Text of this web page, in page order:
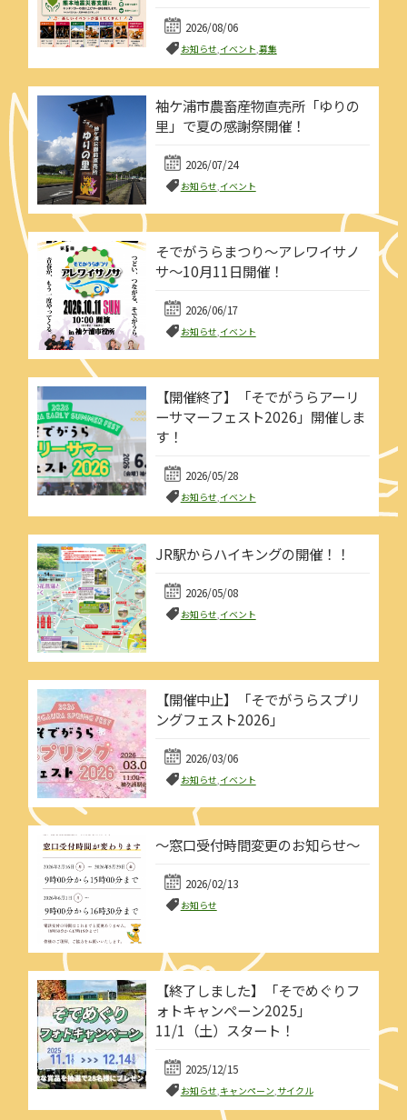
2026/08/06
お知らせ,イベント,募集
袖ケ浦市農畜産物直売所「ゆりの
里」で夏の感謝祭開催！
2026/07/24
お知らせ,イベント
そでがうらまつり～アレワイサノ
サ～10月11日開催！
2026/06/17
お知らせ,イベント
【開催終了】「そでがうらアーリ
ーサマーフェスト2026」開催しま
す！
2026/05/28
お知らせ,イベント
JR駅からハイキングの開催！！
2026/05/08
お知らせ,イベント
【開催中止】「そでがうらスプリ
ングフェスト2026」
2026/03/06
お知らせ,イベント
～窓口受付時間変更のお知らせ～
2026/02/13
お知らせ
【終了しました】「そでめぐりフ
ォトキャンペーン2025」
11/1（土）スタート！
2025/12/15
お知らせ,キャンペーン,サイクル